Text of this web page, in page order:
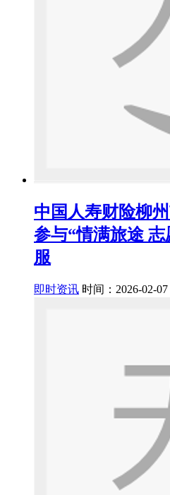
中国人寿财险柳
参与“情满旅途
服
即时资讯 时间：2026-02-07